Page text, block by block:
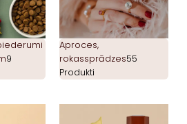
9
Aproces,
rokassprādzes55
Produkti